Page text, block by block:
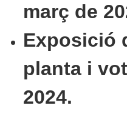
març de
Exposició
planta i
2024.